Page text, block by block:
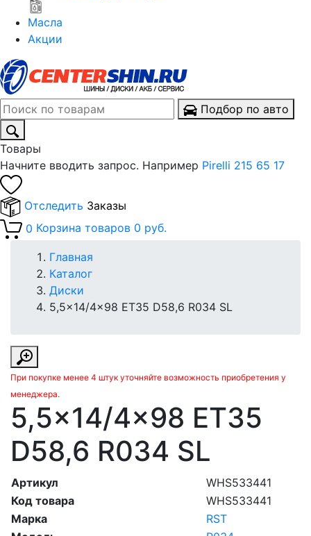
Масла
Акции
Подбор по авто
Товары
Начните вводить запрос. Например Pirelli 215 65 17
Отследить Заказы
0 Корзина товаров 0 руб.
Главная
Каталог
Диски
5,5x14/4x98 ET35 D58,6 R034 SL
При покупке менее 4 штук уточняйте возможность приобретения у
менеджера.
5,5x14/4x98 ET35
D58,6 R034 SL
Артикул
WHS533441
Код товара
WHS533441
Марка
RST